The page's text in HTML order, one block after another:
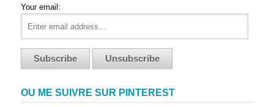
Your email:
OU ME SUIVRE SUR PINTEREST